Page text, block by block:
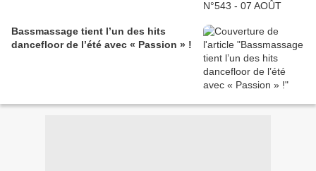
Bassmassage tient l’un des hits
dancefloor de l’été avec « Passion » !